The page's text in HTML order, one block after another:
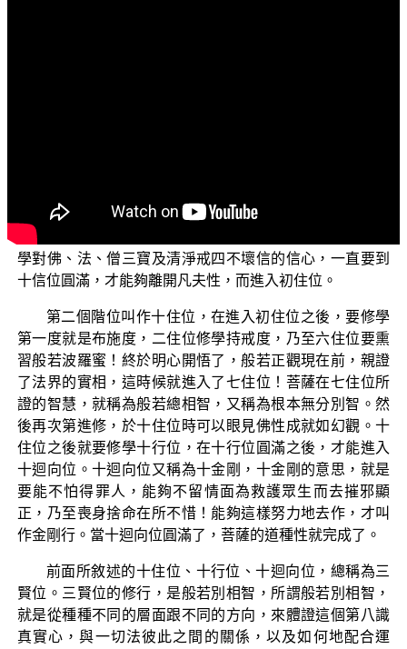
才能夠次第圓滿佛道的修證。在第一個階位中，十信位最
困難的是信心的建立，這時間要一劫乃至一萬大劫，來修
學對佛、法、僧三寶及清淨戒四不壞信的信心，一直要到
十信位圓滿，才能夠離開凡夫性，而進入初住位。
第二個階位叫作十住位，在進入初住位之後，要修學
第一度就是布施度，二住位修學持戒度，乃至六住位要熏
習般若波羅蜜！終於明心開悟了，般若正觀現在前，親證
了法界的實相，這時候就進入了七住位！菩薩在七住位所
證的智慧，就稱為般若總相智，又稱為根本無分別智。然
後再次第進修，於十住位時可以眼見佛性成就如幻觀。十
住位之後就要修學十行位，在十行位圓滿之後，才能進入
十迴向位。十迴向位又稱為十金剛，十金剛的意思，就是
要能不怕得罪人，能夠不留情面為救護眾生而去摧邪顯
正，乃至喪身捨命在所不惜！能夠這樣努力地去作，才叫
作金剛行。當十迴向位圓滿了，菩薩的道種性就完成了。
前面所敘述的十住位、十行位、十迴向位，總稱為三
賢位。三賢位的修行，是般若別相智，所謂般若別相智，
就是從種種不同的層面跟不同的方向，來體證這個第八識
真實心，與一切法彼此之間的關係，以及如何地配合運